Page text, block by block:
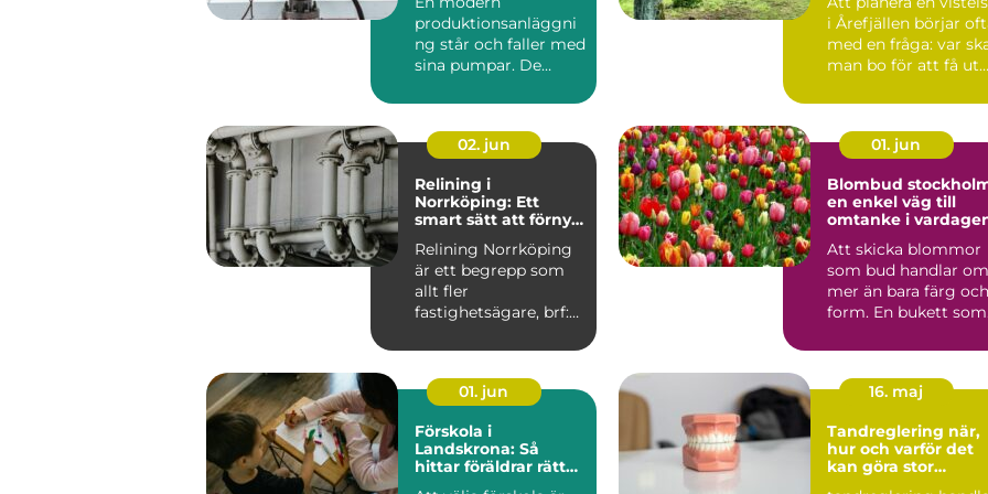
produktionsanläggni
ng står och faller med
sina pumpar. De
i Årefjällen börjar
med en fråga: var
man bo för att få ut
02. jun
Relining i
Norrköping: Ett
smart sätt att förnya
Relining Norrköping
är ett begrepp som
allt fler
fastighetsägare, brf:er
01. jun
Blombud
en enkel väg till
omtanke i
Att skicka blommor
som bud handlar om
mer än bara färg och
form. En bukett som
dör...
01. jun
Förskola i
Landskrona: Så
hittar föräldrar rätt
16. maj
Tandreglering när,
hur och varför det
kan göra stor